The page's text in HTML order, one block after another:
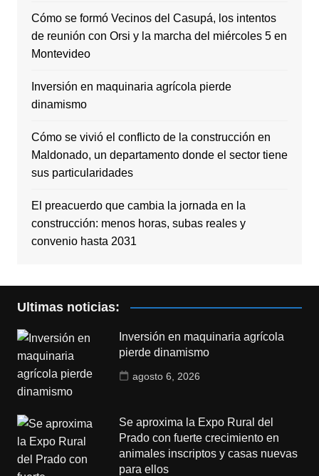
Cómo se formó Vecinos del Casupá, los intentos
de reunión con Orsi y la marcha del miércoles 5 en
Montevideo
Inversión en maquinaria agrícola pierde
dinamismo
Cómo se vivió el conflicto de la construcción en
Maldonado, un departamento donde el sector tiene
sus particularidades
El preacuerdo que cambia la jornada en la
construcción: menos horas, subas reales y
convenio hasta 2031
Ultimas noticias:
Inversión en maquinaria agrícola
pierde dinamismo
agosto 6, 2026
Se aproxima la Expo Rural del
Prado con fuerte crecimiento en
animales inscriptos y casas nuevas
para ellos